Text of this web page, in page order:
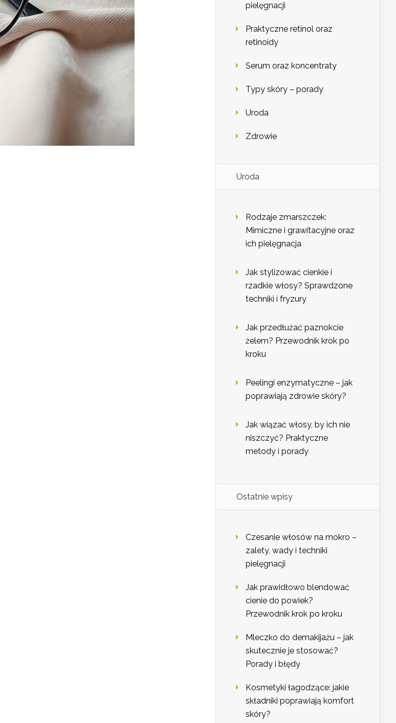
pielęgnacji
Praktyczne retinol oraz
retinoidy
Serum oraz koncentraty
Typy skóry – porady
Uroda
Zdrowie
Uroda
Rodzaje zmarszczek:
Mimiczne i grawitacyjne oraz
ich pielęgnacja
Jak stylizować cienkie i
rzadkie włosy? Sprawdzone
techniki i fryzury
Jak przedłużać paznokcie
żelem? Przewodnik krok po
kroku
Peelingi enzymatyczne – jak
poprawiają zdrowie skóry?
Jak wiązać włosy, by ich nie
niszczyć? Praktyczne
metody i porady
Ostatnie wpisy
Czesanie włosów na mokro –
zalety, wady i techniki
pielęgnacji
Jak prawidłowo blendować
cienie do powiek?
Przewodnik krok po kroku
Mleczko do demakijażu – jak
skutecznie je stosować?
Porady i błędy
Kosmetyki łagodzące: jakie
składniki poprawiają komfort
skóry?